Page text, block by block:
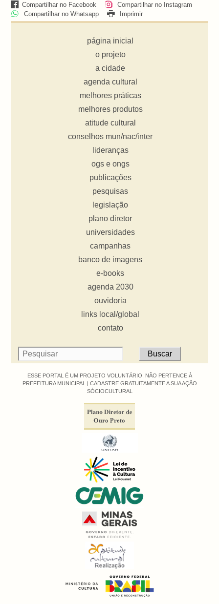
Compartilhar no Facebook
Compartilhar no Instagram
Compartilhar no Whatsapp
Imprimir
página inicial
o projeto
a cidade
agenda cultural
melhores práticas
melhores produtos
atitude cultural
conselhos mun/nac/inter
lideranças
ogs e ongs
publicações
pesquisas
legislação
plano diretor
universidades
campanhas
banco de imagens
e-books
agenda 2030
ouvidoria
links local/global
contato
ESSE PORTAL É UM PROJETO VOLUNTÁRIO. NÃO PERTENCE À
PREFEITURA MUNICIPAL | CADASTRE GRATUITAMENTE A SUA AÇÃO
SÓCIOCULTURAL